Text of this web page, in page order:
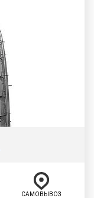
САМОВЫВОЗ